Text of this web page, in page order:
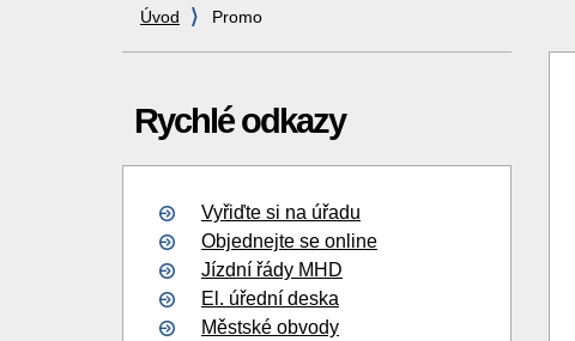
Úvod Promo
Rychlé odkazy
Vyřiďte si na úřadu
Objednejte se online
Jízdní řády MHD
El. úřední deska
Městské obvody